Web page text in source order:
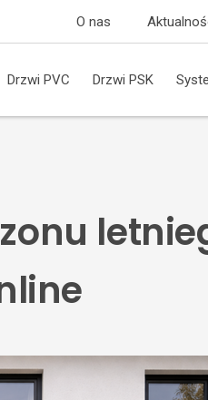
O nas
Drzwi PVC Drzwi PSK